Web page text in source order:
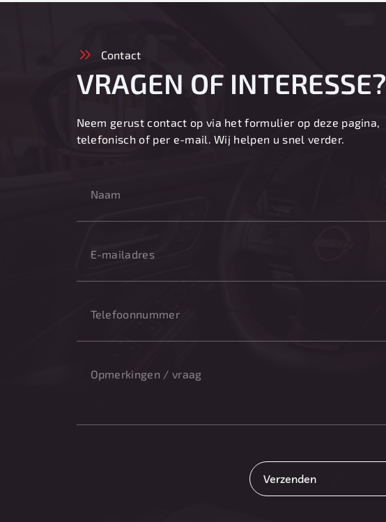
Contact
VRAGEN OF INTERESSE?
Neem gerust contact op via het formulier op deze pagina,
telefonisch of per e-mail. Wij helpen u snel verder.
Verzenden